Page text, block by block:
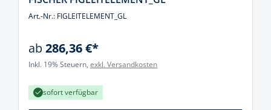
Art.-Nr.: FIGLEITELEMENT_GL
ab286,36 €*
Inkl. 19% Steuern, exkl. Versandkosten
sofort verfügbar